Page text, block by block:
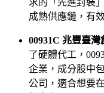
求的「先進封裝
成熟供應鏈，有
00931C 兆豐臺
了硬體代工，
企業，成分股中
公司，適合想要